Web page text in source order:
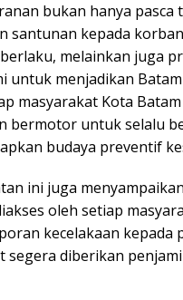
bukan hanya
santunan kepada
melainkan juga
untuk menjadikan
masyarakat Kota
bermotor untuk selalu
budaya preventif
ini juga
oleh setiap
kecelakaan
segera diberikan